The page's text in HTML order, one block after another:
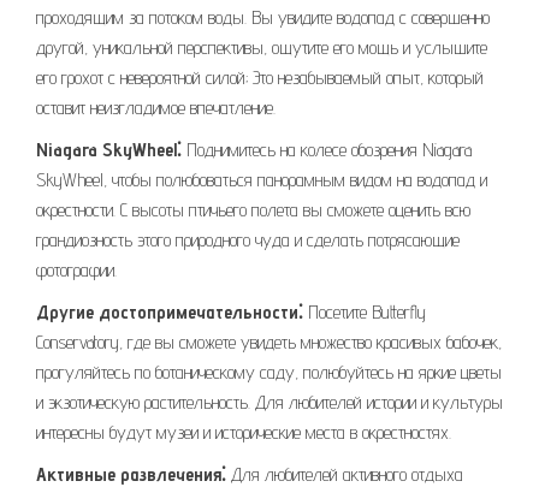
проходящим за потоком воды. Вы увидите водопад с совершенно
другой, уникальной перспективы, ощутите его мощь и услышите
его грохот с невероятной силой; Это незабываемый опыт, который
оставит неизгладимое впечатление.
Niagara SkyWheel⁚ Поднимитесь на колесе обозрения Niagara
SkyWheel, чтобы полюбоваться панорамным видом на водопад и
окрестности. С высоты птичьего полета вы сможете оценить всю
грандиозность этого природного чуда и сделать потрясающие
фотографии.
Другие достопримечательности⁚ Посетите Butterfly
Conservatory, где вы сможете увидеть множество красивых бабочек,
прогуляйтесь по ботаническому саду, полюбуйтесь на яркие цветы
и экзотическую растительность. Для любителей истории и культуры
интересны будут музеи и исторические места в окрестностях.
Активные развлечения⁚ Для любителей активного отдыха